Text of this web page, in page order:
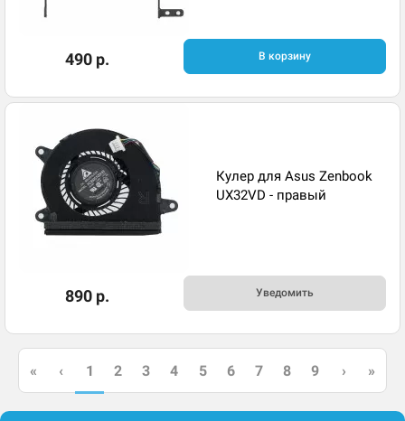
490 р. В корзину
Кулер для Asus Zenbook
UX32VD - правый
890 р. Уведомить
« ‹ 1 2 3 4 5 6 7 8 9 › »